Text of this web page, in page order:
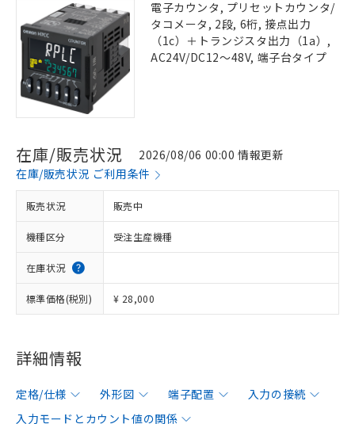
電子カウンタ, プリセットカウンタ/
タコメータ, 2段, 6桁, 接点出力
（1c）＋トランジスタ出力（1a）,
AC24V/DC12～48V, 端子台タイプ
在庫/販売状況
2026/08/06 00:00 情報更新
在庫/販売状況 ご利用条件
販売状況 販売中
機種区分 受注生産機種
在庫状況
標準価格(税別) ¥ 28,000
詳細情報
定格/仕様 外形図 端子配置
入力の接続
入力モードとカウント値の関係